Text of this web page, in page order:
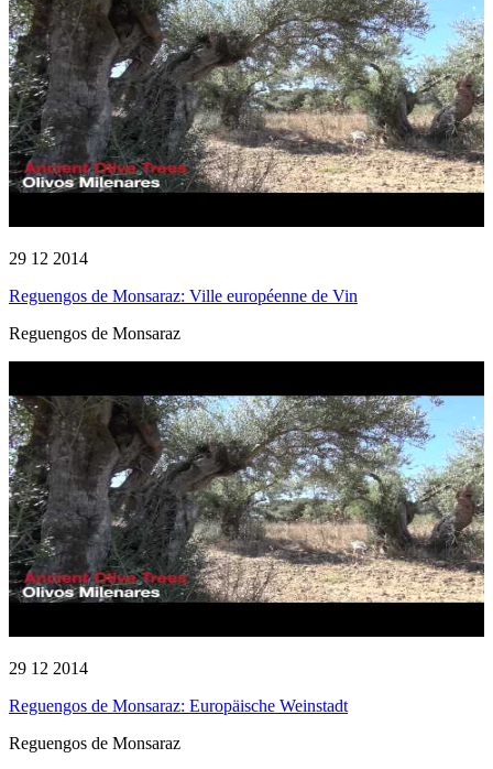
29 12 2014
Reguengos de Monsaraz: Ville européenne de Vin
Reguengos de Monsaraz
29 12 2014
Reguengos de Monsaraz: Europäische Weinstadt
Reguengos de Monsaraz